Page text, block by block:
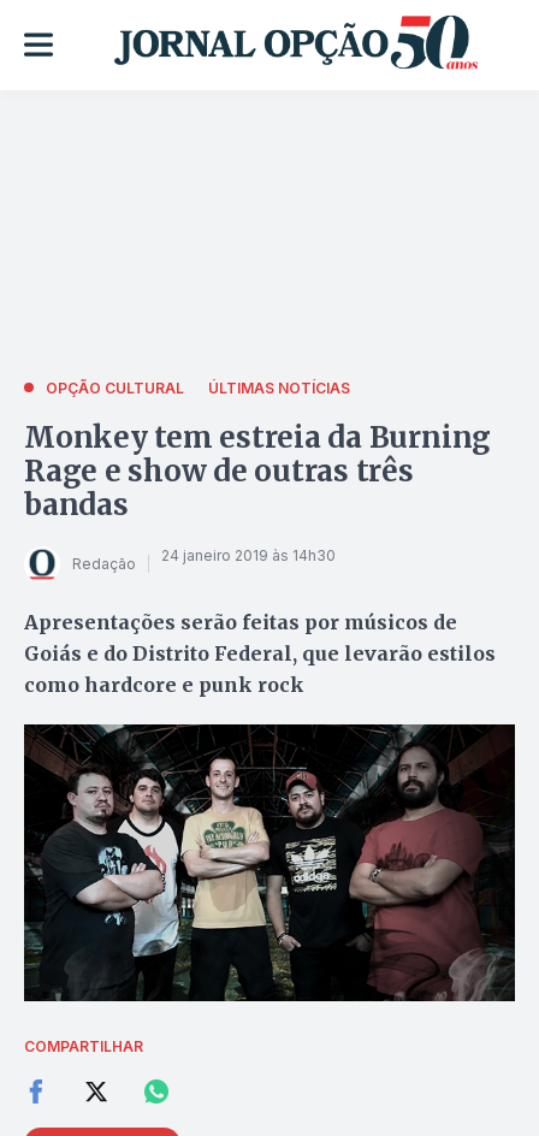
OPÇÃO CULTURAL ÚLTIMAS NOTÍCIAS
Monkey tem estreia da Burning
Rage e show de outras três
bandas
Redação 24 janeiro 2019 às 14h30
Apresentações serão feitas por músicos de
Goiás e do Distrito Federal, que levarão estilos
como hardcore e punk rock
COMPARTILHAR